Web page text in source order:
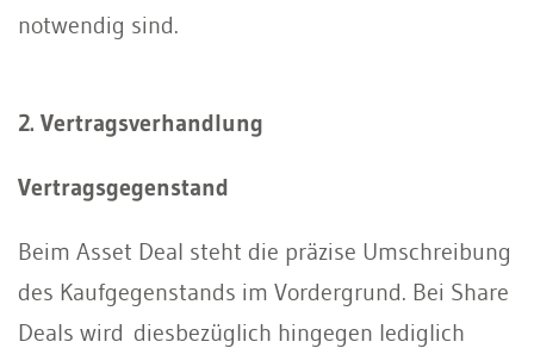
notwendig sind.
2. Vertragsverhandlung
Vertragsgegenstand
Beim Asset Deal steht die präzise Umschreibung
des Kaufgegenstands im Vordergrund. Bei Share
Deals wird diesbezüglich hingegen lediglich